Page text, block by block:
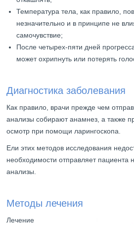
Температура тела, как правило,
незначительно и в принципе не
самочувствие;
После четырех-пяти дней
может охрипнуть или потерять
Диагностика заболевания
Как правило, врачи прежде чем
анализы собирают анамнез, а также
осмотр при помощи ларингоскопа.
Ели этих методов исследования
необходимости отправляет пациента
анализы.
Методы лечения
Лечение